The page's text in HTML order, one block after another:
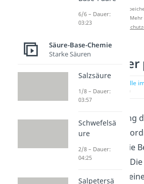
Nach Beantwortung
Studyflix zu verbessern.
Was gibt
zur Stelle
(01:22)
Um die Bedeutung
Werte besser
musst du auch die
Skala verstehen.
aufgebaut, dass
6/6 – Dauer:
03:23
Säure-Base-Chemie
Starke Säuren
Salzsäure
1/8 – Dauer:
03:57
Schwefelsä
ure
2/8 – Dauer:
04:25
Salpetersä